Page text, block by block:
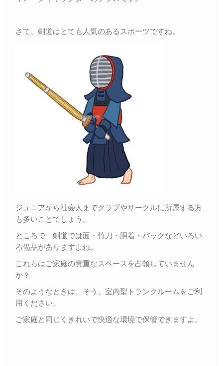
さて、剣道はとても人気のあるスポーツですね。
ジュニアから社会人までクラブやサークルに所属する方
も多いことでしょう。
ところで、剣道では面・竹刀・胴着・バックなどいろい
ろ備品がありますよね。
これらはご家庭の貴重なスペースを占領していません
か？
そのようなときは、そう、室内型トランクルームをご利
用ください。
ご家庭と同じくきれいで快適な環境で保管できますよ。